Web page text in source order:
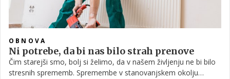
OBNOVA
Ni potrebe, da bi nas bilo strah prenove
Čim starejši smo, bolj si želimo, da v našem življenju ne bi bilo
stresnih sprememb. Spremembe v stanovanjskem okolju